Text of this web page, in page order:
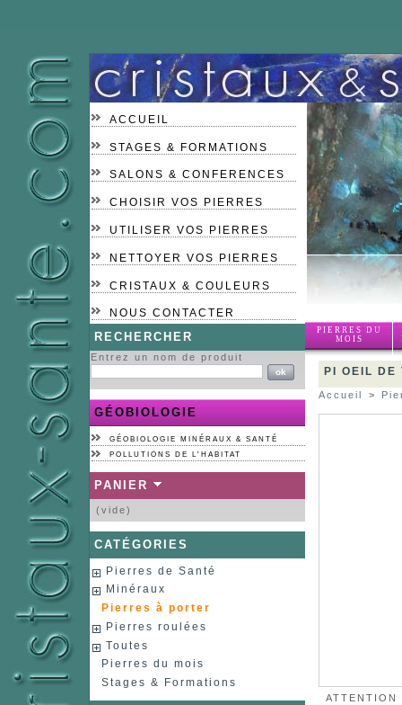
ACCUEIL
STAGES & FORMATIONS
SALONS & CONFERENCES
CHOISIR VOS PIERRES
UTILISER VOS PIERRES
NETTOYER VOS PIERRES
CRISTAUX & COULEURS
NOUS CONTACTER
PIERRES DU
MOIS
RECHERCHER
Entrez un nom de produit
GÉOBIOLOGIE
GÉOBIOLOGIE MINÉRAUX & SANTÉ
POLLUTIONS DE L'HABITAT
PANIER
(vide)
CATÉGORIES
Pierres de Santé
Minéraux
Pierres à porter
Pierres roulées
Toutes
Pierres du mois
Stages & Formations
PI OEIL DE
Accueil >